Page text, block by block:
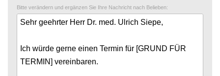
Bitte verändern und ergänzen Sie Ihre Nachricht nach Belieben: